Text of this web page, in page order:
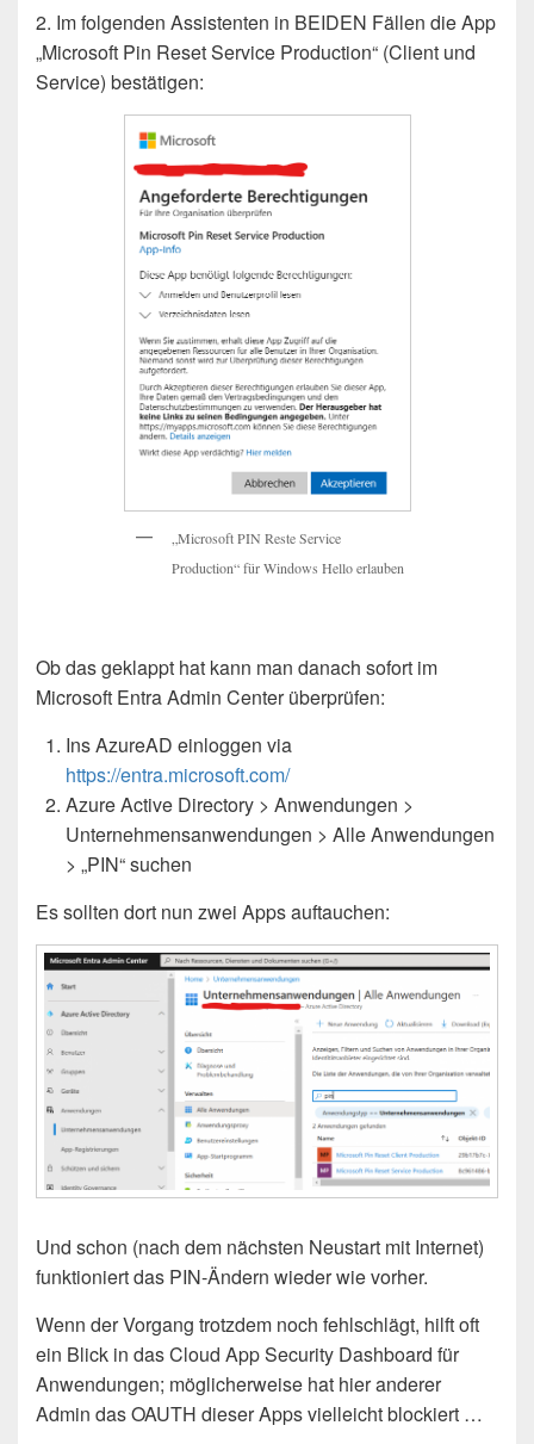
2. Im folgenden Assistenten in BEIDEN Fällen die App
„Microsoft Pin Reset Service Production“ (Client und
Service) bestätigen:
„Microsoft PIN Reste Service
Production“ für Windows Hello erlauben
Ob das geklappt hat kann man danach sofort im
Microsoft Entra Admin Center überprüfen:
Ins AzureAD einloggen via
https://entra.microsoft.com/
Azure Active Directory > Anwendungen >
Unternehmensanwendungen > Alle Anwendungen
> „PIN“ suchen
Es sollten dort nun zwei Apps auftauchen:
Und schon (nach dem nächsten Neustart mit Internet)
funktioniert das PIN-Ändern wieder wie vorher.
Wenn der Vorgang trotzdem noch fehlschlägt, hilft oft
ein Blick in das Cloud App Security Dashboard für
Anwendungen; möglicherweise hat hier anderer
Admin das OAUTH dieser Apps vielleicht blockiert …